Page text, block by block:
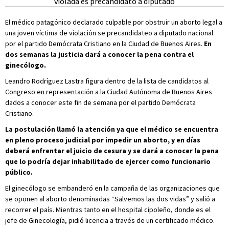
El médico patagónico declarado culpable por obstruir un aborto legal a
una joven víctima de violación se precandidateo a diputado nacional
por el partido Demócrata Cristiano en la Ciudad de Buenos Aires. En
dos semanas la justicia dará a conocer la pena contra el
ginecólogo.
Leandro Rodríguez Lastra figura dentro de la lista de candidatos al
Congreso en representación a la Ciudad Autónoma de Buenos Aires
dados a conocer este fin de semana por el partido Demócrata
Cristiano.
La postulación llamó la atención ya que el médico se encuentra
en pleno proceso judicial por impedir un aborto, y en días
deberá enfrentar el juicio de cesura y se dará a conocer la pena
que lo podría dejar inhabilitado de ejercer como funcionario
público.
El ginecólogo se embanderó en la campaña de las organizaciones que
se oponen al aborto denominadas “Salvemos las dos vidas” y salió a
recorrer el país. Mientras tanto en el hospital cipoleño, donde es el
jefe de Ginecología, pidió licencia a través de un certificado médico.